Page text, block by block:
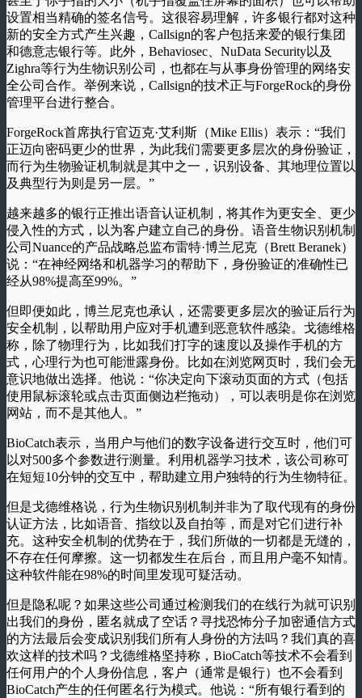
设置相当精确的签名信号。这很容易理解，许多银行都对这种
新的安全方式产生兴趣，Callsign的客户包括来爱的银行集团
和德意志银行等。此外，Behaviosec、NuData Security以及
Zighra等行为生物识别公司，也都在与从事身份管理的网络安
全公司合作。举例来说，Callsign的技术正与ForgeRock的身份
管理平台进行整合。
ForgeRock首席执行官迈克·艾利斯（Mike Ellis）表示：“我们
正迈向密码更少的世界，为此我们需要更多层次的身份验证，
而行为生物验证机制就是其中之一，识别设备、其地理位置以
及典型行为则是另一层。”
越来越多的银行正推出语音认证机制，将其作为更安全、更少
侵入性的方式，以为客户建立自己的身份。语音生物识别机制
公司Nuance的产品战略总监布雷特·博兰尼克（Brett Beranek）
说：“在神经网络和机器学习的帮助下，身份验证的准确性已
经从98%提高至99%。”
但即便如此，博兰尼克也承认，还需要更多层次的验证后行为
安全机制，以帮助用户应对手机遭到恶意软件感染。戈德维格
称，除了物理行为，比如我们打字的速度以及操作手机的方
式，心理行为也可能泄露身份。比如在浏览网页时，我们会无
意识地做出选择。他说：“你决定向下滚动页面的方式（包括
使用鼠标滚轮或点击页面侧边栏拖动），可以表明是你在浏览
网站，而不是其他人。”
BioCatch表示，当用户与他们的数字设备进行交互时，他们可
以对500多个参数进行测量。利用机器学习技术，该公司称可
在短短10分钟的交互中，帮助建立用户独特的行为生物特征。
但是戈德维格说，行为生物识别机制并非为了取代现有的身份
认证方法，比如语音、指纹以及自拍等，而是对它们进行补
充。这种安全机制的优势在于，我们所做的一切都是无缝的，
不存在任何摩擦。这一切都发生在后台，而且用户毫不知情。
这种软件能在98%的时间里发现可疑活动。
但是隐私呢？如果这些公司通过检测我们的在线行为就可识别
出我们的身份，匿名就成了空话？寻找恐怖分子加密通信方式
的方法最后会变成识别我们所有人身份的方法吗？我们真的喜
欢这样的技术吗？戈德维格坚持称，BioCatch等技术不会看到
任何用户的个人身份信息，客户（通常是银行）也不会看到
BioCatch产生的任何匿名行为模式。他说：“所有银行看到的